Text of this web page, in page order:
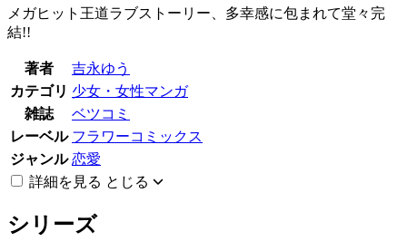
メガヒット王道ラブストーリー、多幸感に包まれて堂々完
結!!
著者
吉永ゆう
カテゴリ 少女・女性マンガ
雑誌
ベツコミ
レーベル フラワーコミックス
ジャンル 恋愛
詳細を見る とじる
シリーズ